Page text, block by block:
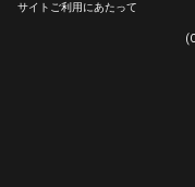
サイトご利用にあたって